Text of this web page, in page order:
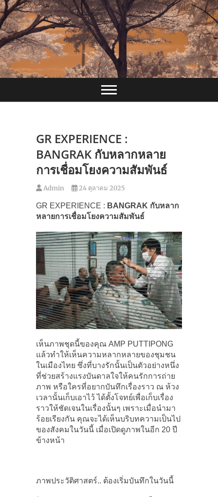
Skip
to
content
GR EXPERIENCE :
BANGRAK กับหลากหลาย
การเชื่อมโยงความสัมพันธ์
Admin 24 ตุลาคม 2025
GR EXPERIENCE : BANGRAK กับหลาก
หลายการเชื่อมโยงความสัมพันธ์
เห็นภาพชุดนี้ของคุณ AMP PUTTIPONG
แล้วทำให้เห็นความหลากหลายของชุมชน
ในเมืองไทย ซึ่งที่บางรักนั้นเป็นตัวอย่างหนึ่ง
ที่ช่วยสร้างแรงบันดาลใจให้คนรักการถ่าย
ภาพ หรือใครที่อยากบันทึกเรื่องราว ณ ห้วง
เวลานั้นเก็บเอาไว้ ได้ตั้งโจทย์เพื่อเก็บเรื่อง
ราวให้ชัดเจนในเรื่องนั้นๆ เพราะเมื่อนำมา
ร้อยเรียงกัน คุณจะได้เห็นบริบทความเป็นไป
ของสังคมในวันนี้ เมื่อเปิดดูภาพในอีก 20 ปี
ข้างหน้า
ภาพประวัติศาสตร์.. ต้องเริ่มบันทึกในวันนี้